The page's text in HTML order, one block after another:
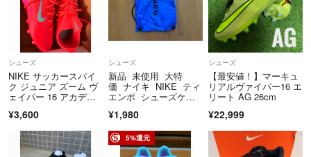
シューズ
NIKE サッカースパイ
ク ジュニア ズーム ヴ
ェイパー 16 アカデミ
¥3,600
シューズ
新品 未使用 大特
価 ナイキ NIKE ティ
エンポ シューズケー
¥1,980
シューズ
【最安値！】マーキュ
リアルヴァイパー16 エ
リート AG 26cm
¥22,999
5%還元